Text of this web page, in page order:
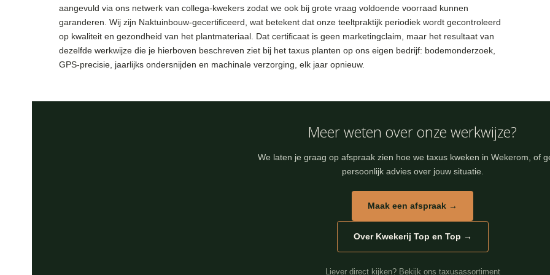
aangevuld via ons netwerk van collega-kwekers zodat we ook bij grote vraag voldoende voorraad kunnen
garanderen. Wij zijn Naktuinbouw-gecertificeerd, wat betekent dat onze teeltpraktijk periodiek wordt gecontroleerd
op kwaliteit en gezondheid van het plantmateriaal. Dat certificaat is geen marketingclaim, maar het resultaat van
dezelfde werkwijze die je hierboven beschreven ziet bij het taxus planten op ons eigen bedrijf: bodemonderzoek,
GPS-precisie, jaarlijks ondersnijden en machinale verzorging, elk jaar opnieuw.
Meer weten over onze werkwijze?
We laten je graag op afspraak zien hoe we taxus kweken in Wekerom, of
persoonlijk advies over jouw situatie.
Maak een afspraak →
Over Kwekerij Top en Top →
Liever direct kijken? Bekijk ons taxusassortiment